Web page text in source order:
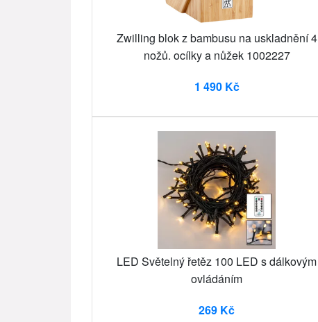
Zwilling blok z bambusu na uskladnění 4
nožů. ocílky a nůžek 1002227
1 490 Kč
LED Světelný řetěz 100 LED s dálkovým
ovládáním
269 Kč